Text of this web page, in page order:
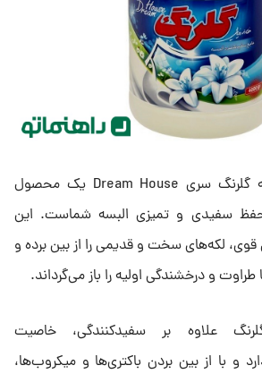
مایع سفیدکننده البسه گلرنگ سری Dream House یک محصول
حفظ سفیدی و تمیزی البسه شماست. این
لکه‌های سخت و قدیمی را از بین برده و
و درخشندگی اولیه را باز می‌گرداند.
علاوه بر سفیدکنندگی، خاصیت
و با از بین بردن باکتری‌ها و میکروب‌ها،